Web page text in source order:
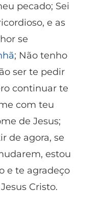
pecado; Sei
e as
se
; Não tenho
ser te pedir
continuar te
com teu
de Jesus;
de agora, se
estou
e te agradeço
Cristo.